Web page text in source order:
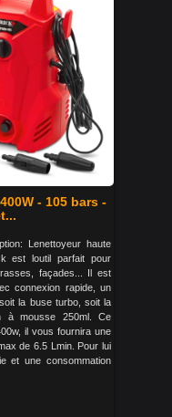
- 105 bars -
Lenettoyeur haute
est loutil parfait pour
façades... Il est
connexion rapide, un
la buse turbo, soit la
à mousse 250ml. Ce
il vous fournira une
de 6.5 Lmin. Pour lui
et une consommation